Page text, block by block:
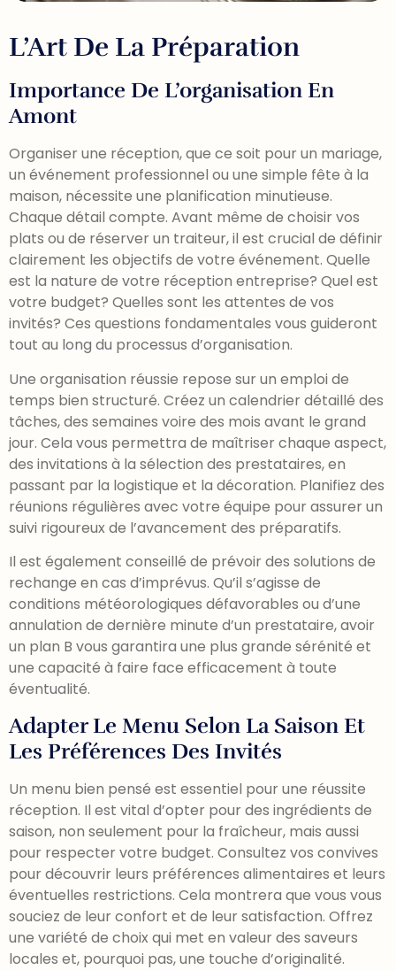
L’Art De La Préparation
Importance De L’organisation En
Amont
Organiser une réception, que ce soit pour un mariage,
un événement professionnel ou une simple fête à la
maison, nécessite une planification minutieuse.
Chaque détail compte. Avant même de choisir vos
plats ou de réserver un traiteur, il est crucial de définir
clairement les objectifs de votre événement. Quelle
est la nature de votre réception entreprise? Quel est
votre budget? Quelles sont les attentes de vos
invités? Ces questions fondamentales vous guideront
tout au long du processus d’organisation.
Une organisation réussie repose sur un emploi de
temps bien structuré. Créez un calendrier détaillé des
tâches, des semaines voire des mois avant le grand
jour. Cela vous permettra de maîtriser chaque aspect,
des invitations à la sélection des prestataires, en
passant par la logistique et la décoration. Planifiez des
réunions régulières avec votre équipe pour assurer un
suivi rigoureux de l’avancement des préparatifs.
Il est également conseillé de prévoir des solutions de
rechange en cas d’imprévus. Qu’il s’agisse de
conditions météorologiques défavorables ou d’une
annulation de dernière minute d’un prestataire, avoir
un plan B vous garantira une plus grande sérénité et
une capacité à faire face efficacement à toute
éventualité.
Adapter Le Menu Selon La Saison Et
Les Préférences Des Invités
Un menu bien pensé est essentiel pour une réussite
réception. Il est vital d’opter pour des ingrédients de
saison, non seulement pour la fraîcheur, mais aussi
pour respecter votre budget. Consultez vos convives
pour découvrir leurs préférences alimentaires et leurs
éventuelles restrictions. Cela montrera que vous vous
souciez de leur confort et de leur satisfaction. Offrez
une variété de choix qui met en valeur des saveurs
locales et, pourquoi pas, une touche d’originalité.